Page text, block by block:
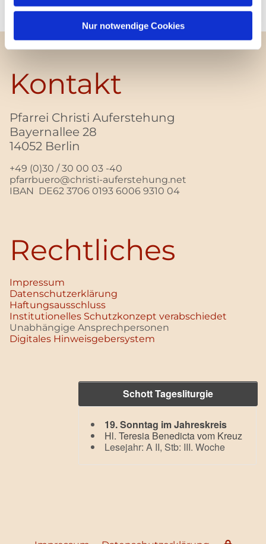
Nur notwendige Cookies
Kontakt
Pfarrei Christi Auferstehung
Bayernallee 28
14052 Berlin
+49 (0)30 / 30 00 03 -40
pfarrbuero@christi-auferstehung.net
IBAN DE62 3706 0193 6006 9310 04
Rechtliches
Impressum
Datenschutz­erklärung
Haftungsausschluss
Institutionelles Schutzkonzept verabschiedet
Unabhängige Ansprechpersonen
Digitales Hinweisgebersystem
Schott Tagesliturgie
19. Sonntag im Jahreskreis
Hl. Teresia Benedicta vom Kreuz
Lesejahr: A II, Stb: III. Woche